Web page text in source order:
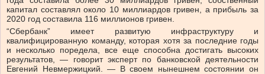
капитал составлял около 10 миллиардов гривен, а прибыль за
2020 год составила 116 миллионов гривен.
“Сбербанк” имеет развитую инфраструктуру и
квалифицированную команду, которая хотя за последние годы
и несколько поредела, все еще способна достигать высоких
результатов, — говорит эксперт по банковской деятельности
Евгений Невмержицкий. — В своем нынешнем состоянии он